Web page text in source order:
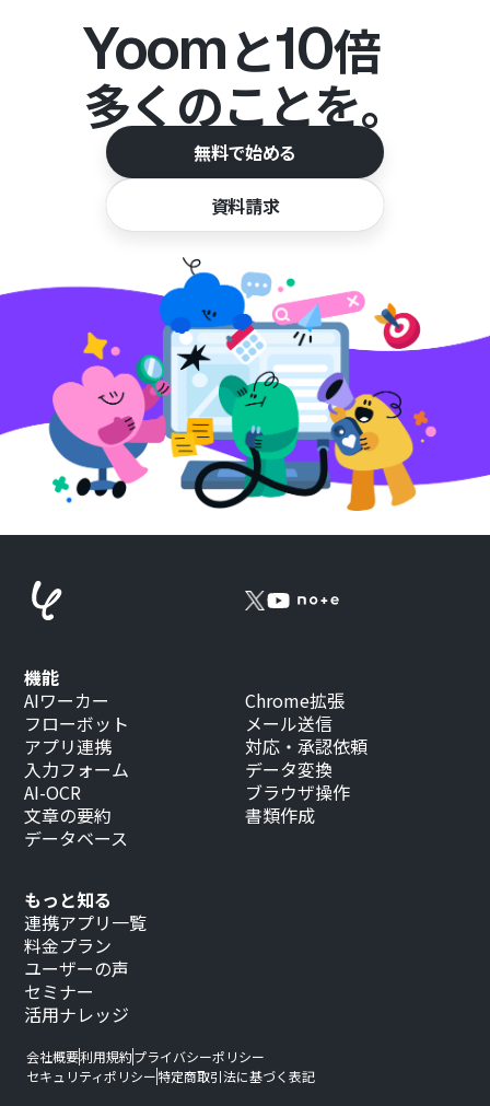
Yoomと10倍
多くのことを。
無料で始める
資料請求
もっと知る
連携アプリ一覧
料金プラン
ユーザーの声
セミナー
活用ナレッジ
機能
AIワーカー
フローボット
アプリ連携
入力フォーム
AI-OCR
文章の要約
データベース
Chrome拡張
メール送信
対応・承認依頼
データ変換
ブラウザ操作
書類作成
会社概要利用規約プライバシーポリシー
セキュリティポリシー特定商取引法に基づく表記